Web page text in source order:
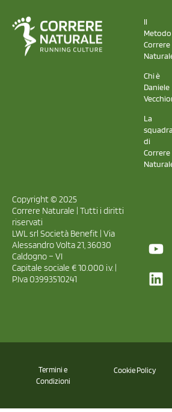
Il
Metodo
Correre
Chi è
Daniele
La
squadra
di
Correre
Copyright © 2025
Correre Naturale | Tutti i diritti
riservati
LWL srl Società Benefit | Via
Alessandro Volta 21, 36030
Caldogno – VI
Capitale sociale € 10.000 i.v. |
P.Iva 03993510241
Termini e
Condizioni
Cookie Policy